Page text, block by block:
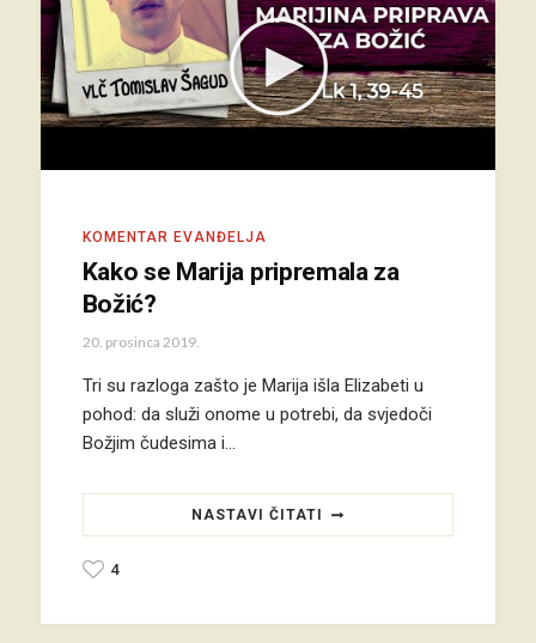
KOMENTAR EVANĐELJA
Kako se Marija pripremala za
Božić?
20. prosinca 2019.
Tri su razloga zašto je Marija išla Elizabeti u
pohod: da služi onome u potrebi, da svjedoči
Božjim čudesima i…
NASTAVI ČITATI
4